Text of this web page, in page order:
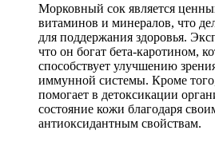
Морковный сок является
витаминов и минералов, что
для поддержания здоровья.
что он богат бета-каротином,
способствует улучшению
иммунной системы. Кроме
помогает в детоксикации
состояние кожи благодаря
антиоксидантным свойствам.